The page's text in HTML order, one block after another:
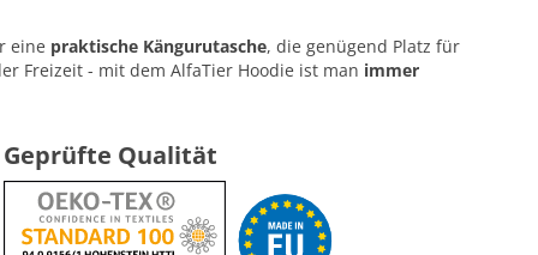
eine praktische Kängurutasche, die genügend Platz für
Freizeit - mit dem AlfaTier Hoodie ist man immer
Geprüfte Qualität